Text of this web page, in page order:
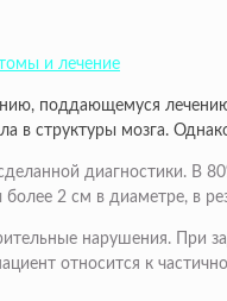
и лечение
поддающемуся
в структуры мозга.
диагностики. В
2 см в диаметре, в
нарушения. При
относится к